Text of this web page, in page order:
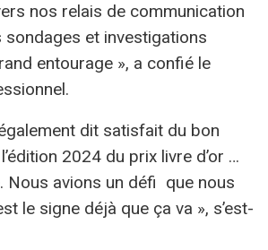
nos relais de communication
sondages et investigations
entourage », a confié le
dit satisfait du bon
2024 du prix livre d’or …
Nous avions un défi que nous
le signe déjà que ça va », s’est-